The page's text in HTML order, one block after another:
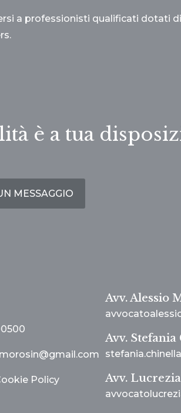
a professionisti qualificati dotati
è a tua
MESSAGGIO
Policy
Avv. Alessio
Avv.
Avv.